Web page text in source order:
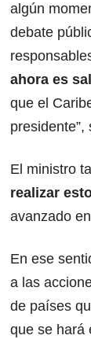
algún
debate
ahora es
que el
El ministro
realizar
avanzado
En ese
a las
de países
que se hará